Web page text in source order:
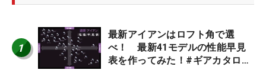
1
最新アイアンはロフト角で選
べ！ 最新41モデルの性能早見
表を作ってみた！#ギアカタログ